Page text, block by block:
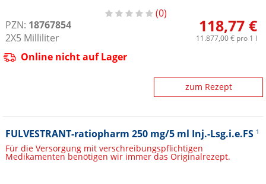
0
PZN: 18767854
2X5 Milliliter
118,77 €
11.877,00 €pro 1 l
Online nicht auf Lager
zum Rezept
FULVESTRANT-ratiopharm 250 mg/5 ml Inj.-Lsg.i.e.FS 1
Für die Versorgung mit verschreibungspflichtigen
Medikamenten benötigen wir immer das Originalrezept.